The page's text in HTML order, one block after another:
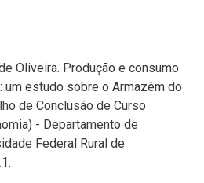
Oliveira. Produção e consumo
um estudo sobre o Armazém do
de Conclusão de Curso
- Departamento de
Federal Rural de